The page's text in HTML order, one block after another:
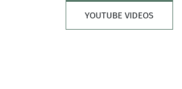
YOUTUBE VIDEOS